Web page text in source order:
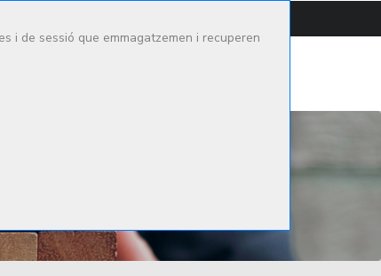
i de sessió que emmagatzemen i recuperen